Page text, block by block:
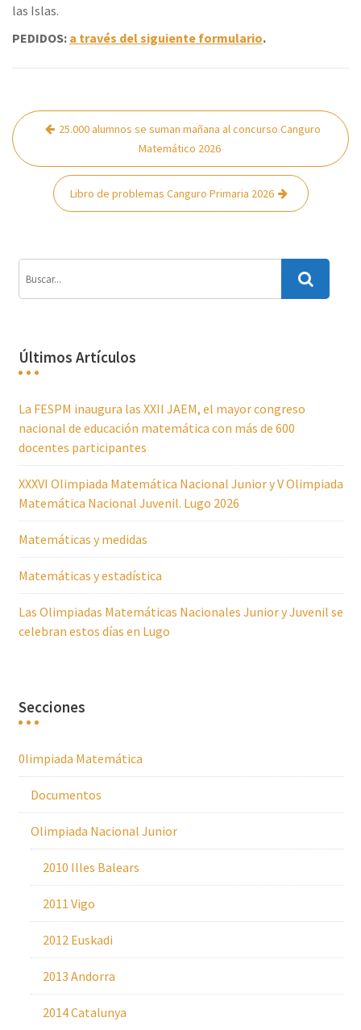
las Islas.
PEDIDOS: a través del siguiente formulario.
Navegación
de
entradas
25.000 alumnos se suman mañana al concurso Canguro
Matemático 2026
Libro de problemas Canguro Primaria 2026
Últimos Artículos
La FESPM inaugura las XXII JAEM, el mayor congreso
nacional de educación matemática con más de 600
docentes participantes
XXXVI Olimpiada Matemática Nacional Junior y V Olimpiada
Matemática Nacional Juvenil. Lugo 2026
Matemáticas y medidas
Matemáticas y estadística
Las Olimpiadas Matemáticas Nacionales Junior y Juvenil se
celebran estos días en Lugo
Secciones
0limpiada Matemática
Documentos
Olimpiada Nacional Junior
2010 Illes Balears
2011 Vigo
2012 Euskadi
2013 Andorra
2014 Catalunya